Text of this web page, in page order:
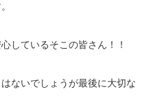
しているそこの皆さん！！
ないでしょうが最後に大切な